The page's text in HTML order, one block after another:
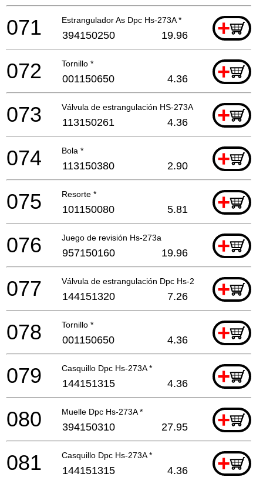
Estrangulador As Dpc Hs-273A * +
071 394150250 19.96
Tornillo * +
072 001150650 4.36
Válvula de estrangulación HS-273A * +
073 113150261 4.36
Bola * +
074 113150380 2.90
Resorte * +
075 101150080 5.81
Juego de revisión Hs-273a +
076 957150160 19.96
Válvula de estrangulación Dpc Hs-273A * +
077 144151320 7.26
Tornillo * +
078 001150650 4.36
Casquillo Dpc Hs-273A * +
079 144151315 4.36
Muelle Dpc Hs-273A * +
080 394150310 27.95
Casquillo Dpc Hs-273A * +
081 144151315 4.36